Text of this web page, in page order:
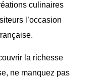
culinaires
l’occasion
la richesse
ne manquez pas